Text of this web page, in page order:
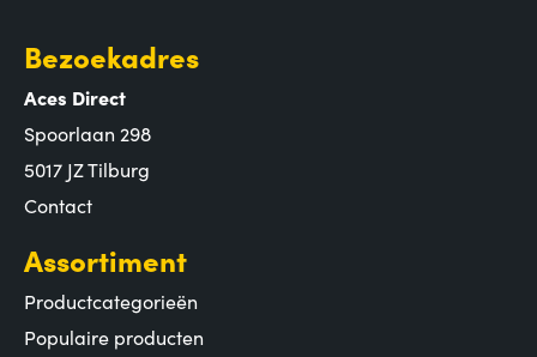
Bezoekadres
Aces Direct
Spoorlaan 298
5017 JZ Tilburg
Contact
Assortiment
Productcategorieën
Populaire producten